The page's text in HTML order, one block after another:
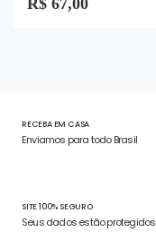
de
R$ 67,00
RECEBA EM CASA
Enviamos para todo Brasil
SITE 100% SEGURO
Seus dados estão protegidos